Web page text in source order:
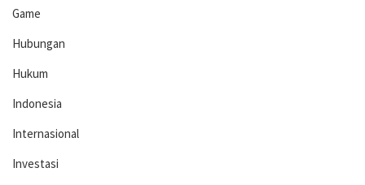
Game
Hubungan
Hukum
Indonesia
Internasional
Investasi